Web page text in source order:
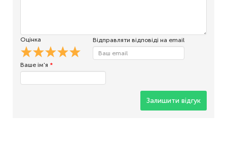
Оцінка Відправляти відповіді на email
Ваше ім'я *
Залишити відгук